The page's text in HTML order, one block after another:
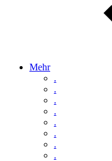
Mehr
.
.
.
.
.
.
.
.